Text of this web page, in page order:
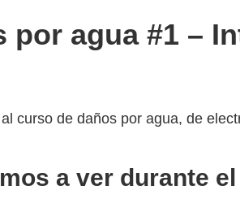
por agua #1 –
curso de daños por agua, de
a ver durante